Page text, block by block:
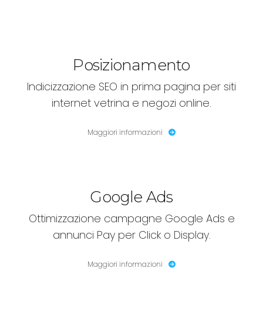
Posizionamento
Indicizzazione SEO in prima pagina per siti
internet vetrina e negozi online.
Maggiori informazioni
Google Ads
Ottimizzazione campagne Google Ads e
annunci Pay per Click o Display.
Maggiori informazioni